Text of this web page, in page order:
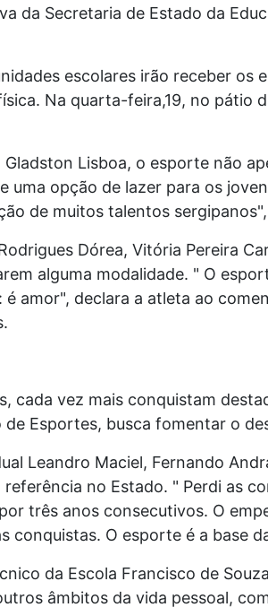
da Secretaria de Estado da
escolares irão receber
Na quarta-feira,19, no pátio
Lisboa, o esporte não
uma opção de lazer para os
de muitos talentos
Dórea, Vitória Pereira
alguma modalidade. " O
amor", declara a atleta ao
cada vez mais conquistam
Esportes, busca fomentar o
Leandro Maciel, Fernando
no Estado. " Perdi as
três anos consecutivos. O
conquistas. O esporte é a base
da Escola Francisco de
âmbitos da vida pessoal,